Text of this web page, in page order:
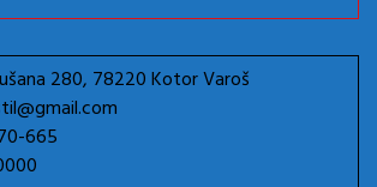
280, 78220 Kotor Varoš
665